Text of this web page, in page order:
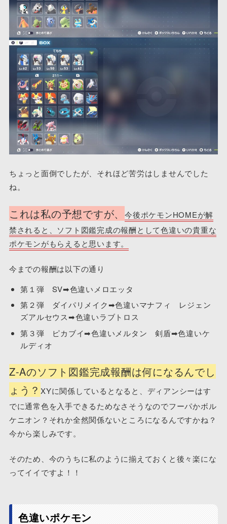
ちょっと面倒でしたが、それほど苦労はしませんでした
ね。
これは私の予想ですが、今後ポケモンHOMEが解
禁されると、ソフト図鑑完成の報酬として色違いの貴重な
ポケモンがもらえると思います。
今までの報酬は以下の通り
第１弾 SV➡色違いメロエッタ
第２弾 ダイパリメイク➡色違いマナフィ レジェン
ズアルセウス➡色違いラブトロス
第３弾 ピカブイ➡色違いメルタン 剣盾➡色違いケ
ルディオ
Z-Aのソフト図鑑完成報酬は何になるんでし
ょう？XYに関係しているとなると、ディアンシーはす
でに通常色を入手できるためなさそうなのでフーパかボル
ケニオン？それか全然関係ないところになるんですかね？
今から楽しみです。
そのため、今のうちに私のように揃えておくと後々楽にな
ってイイですよ！！
色違いポケモン